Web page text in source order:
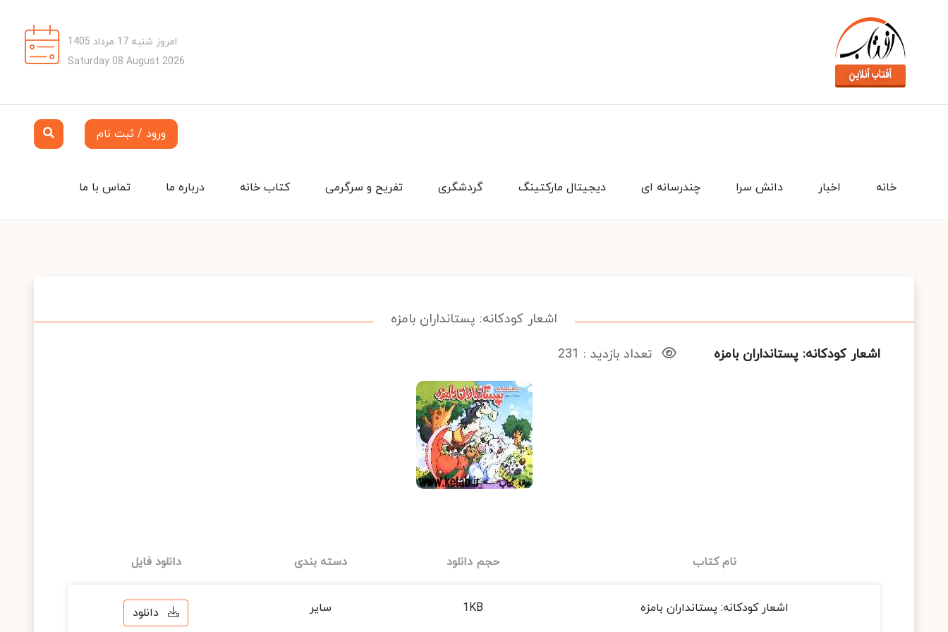
امروز شنبه 17 مرداد 1405
Saturday 08 August 2026
ورود / ثبت نام
تماس با ما درباره ما کتاب خانه تفریح و سرگرمی گردشگری دیجیتال مارکتینگ چندرسانه ای دانش سرا اخبار خانه
اشعار کودکانه: پستانداران بامزه
اشعار کودکانه: پستانداران بامزه
تعداد بازدید : 231
نام کتاب حجم دانلود دسته بندی دانلود فایل
اشعار کودکانه: پستانداران بامزه 1KB سایر دانلود